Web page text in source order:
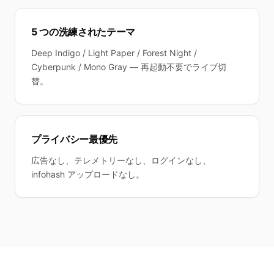
5 つの洗練されたテーマ
Deep Indigo / Light Paper / Forest Night /
Cyberpunk / Mono Gray — 再起動不要でライブ切
替。
プライバシー最優先
広告なし、テレメトリーなし、ログインなし、
infohash アップロードなし。